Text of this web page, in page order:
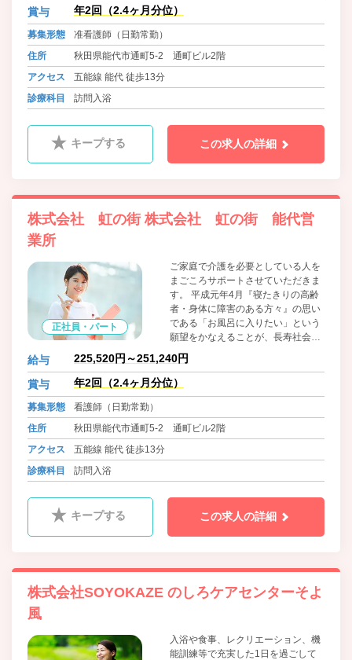
ら、急速に進む日本の高齢化社会に
おける福祉サービスの中から在宅福
力」と「時間」を必要とする「訪問
入浴サービス」を広く必要としてい
た。
賞与 年2回（2.4ヶ月分位）
募集形態
准看護師（日勤常勤）
住所
秋田県能代市通町5-2 通町ビル2階
アクセス
五能線 能代 徒歩13分
診療科目
訪問入浴
キープする この求人の詳細
株式会社 虹の街 株式会社 虹の街 能代営
業所
正社員・パート
ご家庭で介護を必要としている人を
まごころサポートさせていただきま
す。 平成元年4月『寝たきりの高齢
者・身体に障害のある方々』の思い
である「お風呂に入りたい」という
願望をかなえることが、長寿社会に
おける老人福祉サービスの充実を目
指す私たちの使命であるとの信念か
ら、急速に進む日本の高齢化社会に
おける福祉サービスの中から在宅福
力」と「時間」を必要とする「訪問
入浴サービス」を広く必要としてい
た。
給与 225,520円～251,240円
賞与 年2回（2.4ヶ月分位）
募集形態
看護師（日勤常勤）
住所
秋田県能代市通町5-2 通町ビル2階
アクセス
五能線 能代 徒歩13分
診療科目
訪問入浴
キープする この求人の詳細
株式会社SOYOKAZE のしろケアセンターそよ
風
入浴や食事、レクリエーション、機
能訓練等で充実した1日を過ごして